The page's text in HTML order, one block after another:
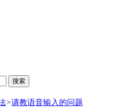
搜索
>请教语音输入的问题